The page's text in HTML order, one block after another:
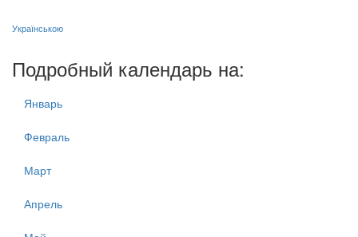
Українською
Подробный календарь на:
Январь
Февраль
Март
Апрель